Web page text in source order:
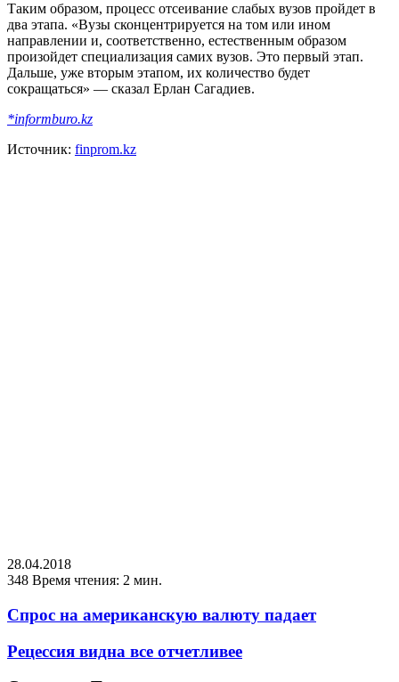
Таким образом, процесс отсеивание слабых вузов пройдет в
два этапа. «Вузы сконцентрируется на том или ином
направлении и, соответственно, естественным образом
произойдет специализация самих вузов. Это первый этап.
Дальше, уже вторым этапом, их количество будет
сокращаться» — сказал Ерлан Сагадиев.
*informburo.kz
Источник: finprom.kz
28.04.2018
348 Время чтения: 2 мин.
Спрос на американскую валюту падает
Рецессия видна все отчетливее